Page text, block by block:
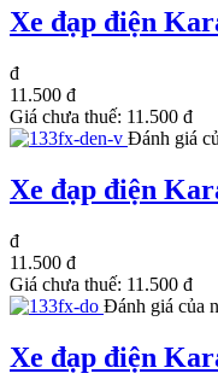
Xe đạp điện
đ
11.500 đ
Giá chưa thuế: 11.500 đ
Đánh giá
Xe đạp điện
đ
11.500 đ
Giá chưa thuế: 11.500 đ
Đánh giá của
Xe đạp điện